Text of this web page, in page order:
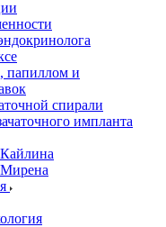
папиллом и
спирали
импланта
Мирена